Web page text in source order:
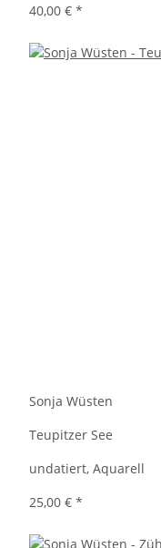
40,00 € *
Sonja Wüsten
Teupitzer See
undatiert, Aquarell
25,00 € *